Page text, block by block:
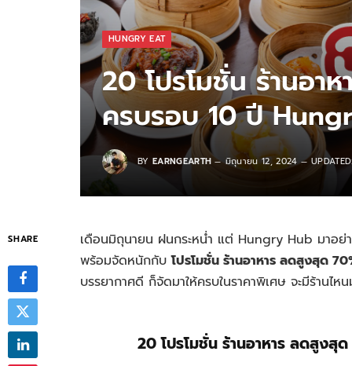
HUNGRY EAT
20 โปรโมชั่น ร้านอ
ครบรอบ 10 ปี
BY EARNGEARTH มิถุนายน 12, 2024
SHARE
เดือนมิถุนายน ฝนกระหน่ำ แต่ Hungry Hub มาอ
พร้อมจัดหนักกับโปรโมชั่น ร้านอาหาร ลดสูงสุด
บรรยากาศดี ก็จัดมาให้ครบในราคาพิเศษ จะมีร้านไ
20 โปรโมชั่น ร้านอาหาร ลดสูง